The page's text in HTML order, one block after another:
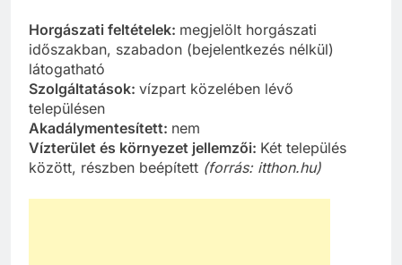
Horgászati feltételek: megjelölt horgászati
időszakban, szabadon (bejelentkezés nélkül)
látogatható
Szolgáltatások: vízpart közelében lévő
településen
Akadálymentesített: nem
Vízterület és környezet jellemzői: Két település
között, részben beépített (forrás: itthon.hu)